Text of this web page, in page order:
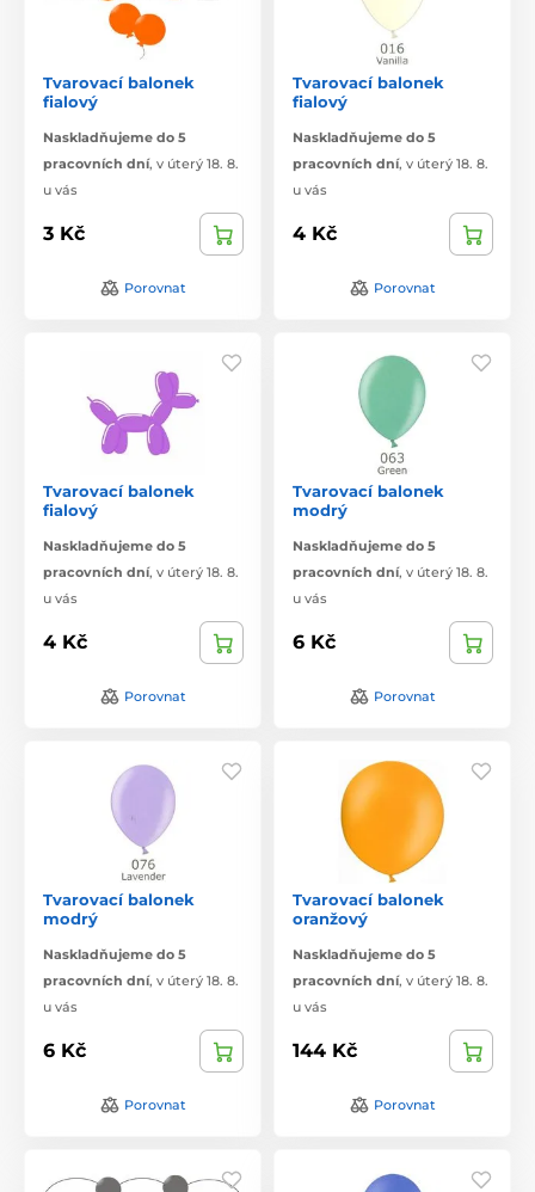
Tvarovací balonek
fialový
Naskladňujeme do 5
pracovních dní, v úterý 18. 8.
u vás
3 Kč
Porovnat
Tvarovací balonek
fialový
Naskladňujeme do 5
pracovních dní, v úterý 18. 8.
u vás
4 Kč
Porovnat
Tvarovací balonek
fialový
Naskladňujeme do 5
pracovních dní, v úterý 18. 8.
u vás
4 Kč
Porovnat
Tvarovací balonek
modrý
Naskladňujeme do 5
pracovních dní, v úterý 18. 8.
u vás
6 Kč
Porovnat
Tvarovací balonek
modrý
Naskladňujeme do 5
pracovních dní, v úterý 18. 8.
u vás
6 Kč
Porovnat
Tvarovací balonek
oranžový
Naskladňujeme do 5
pracovních dní, v úterý 18. 8.
u vás
144 Kč
Porovnat